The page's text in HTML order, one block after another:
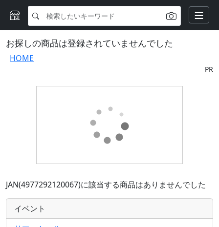
お探しの商品は登録されていませんでした
HOME
PR
JAN(4977292120067)に該当する商品はありませんでした
イベント